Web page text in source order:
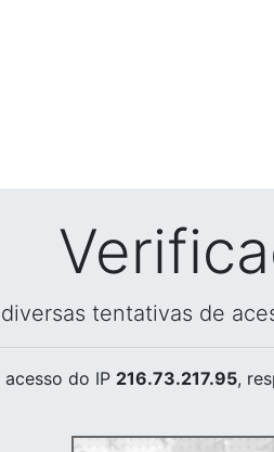
tentativas de
do IP 216.73.217.95,